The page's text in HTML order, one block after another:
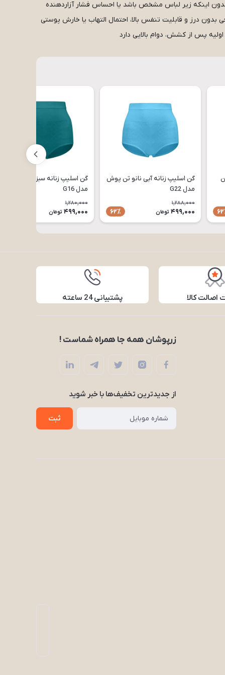
اینکه زیر لباس مشخص باشد یا احساس فشار آزاردهنده
درز و قابلیت تنفس بالا، احتمال التهاب یا خارش پوستی
پس از کشش، دوام بالایی دارد
گن اسلیپ زنانه آبی نانو تن پوش
مدل G22
1,288,000
499,000 تومان 62٪
گن اسلیپ زنانه سبز نانو تن
مدل G16
1,280,000
499,000 تومان
اصالت کالا پشتیبانی 24 ساعته
زرپوشان همه جا همراه شماست !
از جدید‌ترین تخفیف‌ها با‌ خبر شوید
ثبت